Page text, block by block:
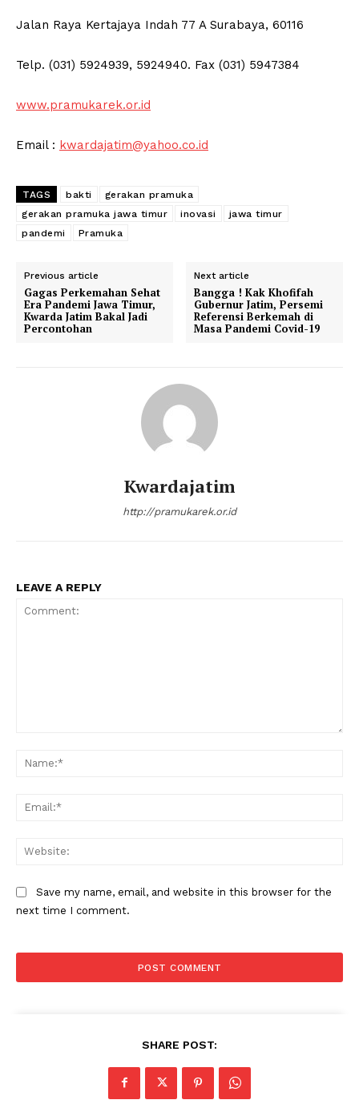
Jalan Raya Kertajaya Indah 77 A Surabaya, 60116
Telp. (031) 5924939, 5924940. Fax (031) 5947384
www.pramukarek.or.id
Email : kwardajatim@yahoo.co.id
TAGS bakti
gerakan pramuka
gerakan pramuka jawa timur
inovasi
jawa timur
pandemi
Pramuka
Previous article
Gagas Perkemahan Sehat
Era Pandemi Jawa Timur,
Kwarda Jatim Bakal Jadi
Percontohan
Next article
Bangga ! Kak Khofifah
Gubernur Jatim, Persemi
Referensi Berkemah di
Masa Pandemi Covid-19
Kwardajatim
http://pramukarek.or.id
LEAVE A REPLY
Save my name, email, and website in this browser for the
next time I comment.
SHARE POST: